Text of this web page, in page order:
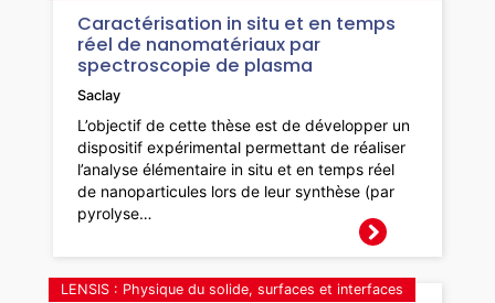
Caractérisation in situ et en temps
réel de nanomatériaux par
spectroscopie de plasma
Saclay
L’objectif de cette thèse est de développer un
dispositif expérimental permettant de réaliser
l’analyse élémentaire in situ et en temps réel
de nanoparticules lors de leur synthèse (par
pyrolyse…
LENSIS : Physique du solide, surfaces et interfaces